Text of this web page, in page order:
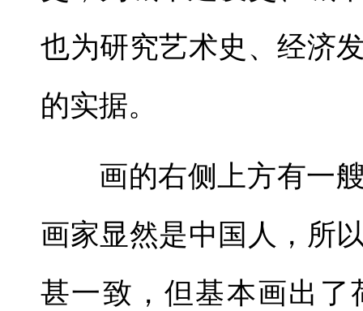
也为研究艺术史、经济
的实据。
画的右侧上方有一
画家显然是中国人，所
甚一致，但基本画出